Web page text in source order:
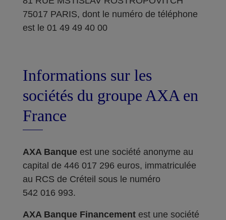
75017 PARIS, dont le numéro de téléphone
est le 01 49 49 40 00
Informations sur les
sociétés du groupe AXA en
France
AXA Banque est une société anonyme au
capital de 446 017 296 euros, immatriculée
au RCS de Créteil sous le numéro
542 016 993.
AXA Banque Financement est une société